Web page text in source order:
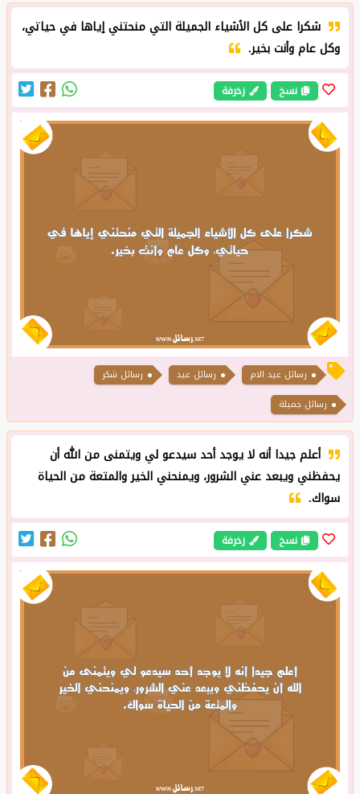
شكرا على كل الأشياء الجميلة التي منحتني إياها في حياتي،
وكل عام وأنت بخير.
نسخ زخرفة
رسائل عيد الام رسائل عيد
رسائل شكر
رسائل جميلة
أعلم جيدا أنه لا يوجد أحد سيدعو لي ويتمنى من الله أن
يحفظني ويبعد عني الشرور، ويمنحني الخير والمتعة من الحياة
سواك.
نسخ زخرفة